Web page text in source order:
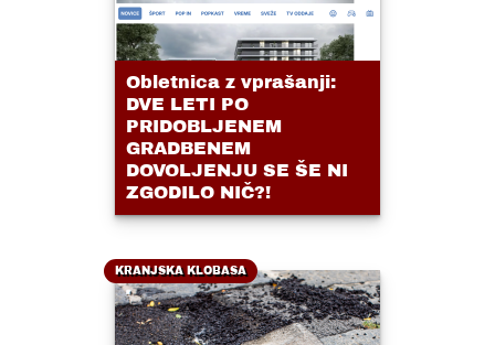
Obletnica z vprašanji:
DVE LETI PO
PRIDOBLJENEM
GRADBENEM
DOVOLJENJU SE ŠE NI
ZGODILO NIČ?!
KRANJSKA KLOBASA